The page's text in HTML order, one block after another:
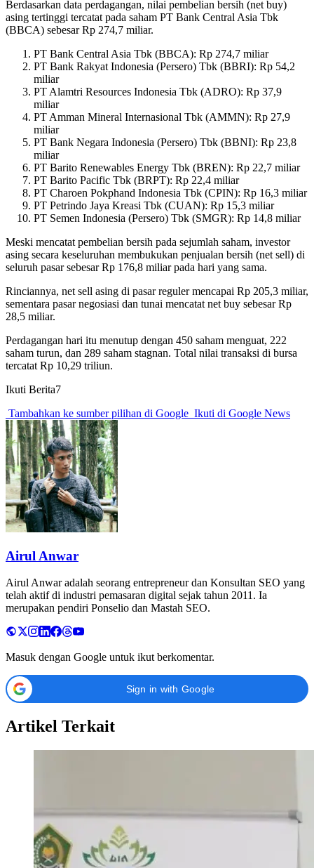
Berdasarkan data perdagangan, nilai pembelian bersih (net buy)
asing tertinggi tercatat pada saham PT Bank Central Asia Tbk
(BBCA) sebesar Rp 274,7 miliar.
PT Bank Central Asia Tbk (BBCA): Rp 274,7 miliar
PT Bank Rakyat Indonesia (Persero) Tbk (BBRI): Rp 54,2
miliar
PT Alamtri Resources Indonesia Tbk (ADRO): Rp 37,9
miliar
PT Amman Mineral Internasional Tbk (AMMN): Rp 27,9
miliar
PT Bank Negara Indonesia (Persero) Tbk (BBNI): Rp 23,8
miliar
PT Barito Renewables Energy Tbk (BREN): Rp 22,7 miliar
PT Barito Pacific Tbk (BRPT): Rp 22,4 miliar
PT Charoen Pokphand Indonesia Tbk (CPIN): Rp 16,3 miliar
PT Petrindo Jaya Kreasi Tbk (CUAN): Rp 15,3 miliar
PT Semen Indonesia (Persero) Tbk (SMGR): Rp 14,8 miliar
Meski mencatat pembelian bersih pada sejumlah saham, investor
asing secara keseluruhan membukukan penjualan bersih (net sell) di
seluruh pasar sebesar Rp 176,8 miliar pada hari yang sama.
Rinciannya, net sell asing di pasar reguler mencapai Rp 205,3 miliar,
sementara pasar negosiasi dan tunai mencatat net buy sebesar Rp
28,5 miliar.
Perdagangan hari itu menutup dengan 450 saham menguat, 222
saham turun, dan 289 saham stagnan. Total nilai transaksi di bursa
tercatat Rp 10,29 triliun.
Ikuti Berita7
Tambahkan ke sumber pilihan di Google Ikuti di Google News
Airul Anwar
Airul Anwar adalah seorang entrepreneur dan Konsultan SEO yang
telah aktif di industri pemasaran digital sejak tahun 2011. Ia
merupakan pendiri Ponselio dan Mastah SEO.
Masuk dengan Google untuk ikut berkomentar.
Sign in with Google
Artikel Terkait